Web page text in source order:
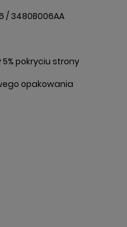
/ 3480B006AA
pokryciu strony
opakowania